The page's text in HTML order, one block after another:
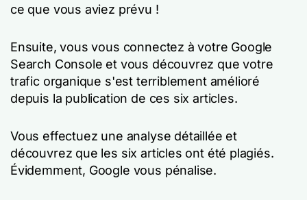
ce que vous aviez prévu !
Ensuite, vous vous connectez à votre Google
Search Console et vous découvrez que votre
trafic organique s'est terriblement amélioré
depuis la publication de ces six articles.
Vous effectuez une analyse détaillée et
découvrez que les six articles ont été plagiés.
Évidemment, Google vous pénalise.